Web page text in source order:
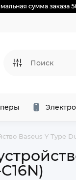
Baseus Y Type